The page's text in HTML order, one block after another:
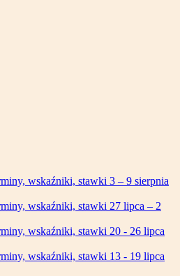
wskaźniki, stawki 3 – 9 sierpnia
wskaźniki, stawki 27 lipca – 2
wskaźniki, stawki 20 - 26 lipca
wskaźniki, stawki 13 - 19 lipca